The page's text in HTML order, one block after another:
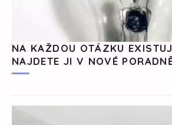
NA KAŽDOU OTÁZKU
NAJDETE JI V NOVÉ